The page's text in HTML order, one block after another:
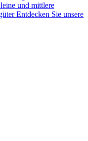
und mittlere
Entdecken Sie unsere